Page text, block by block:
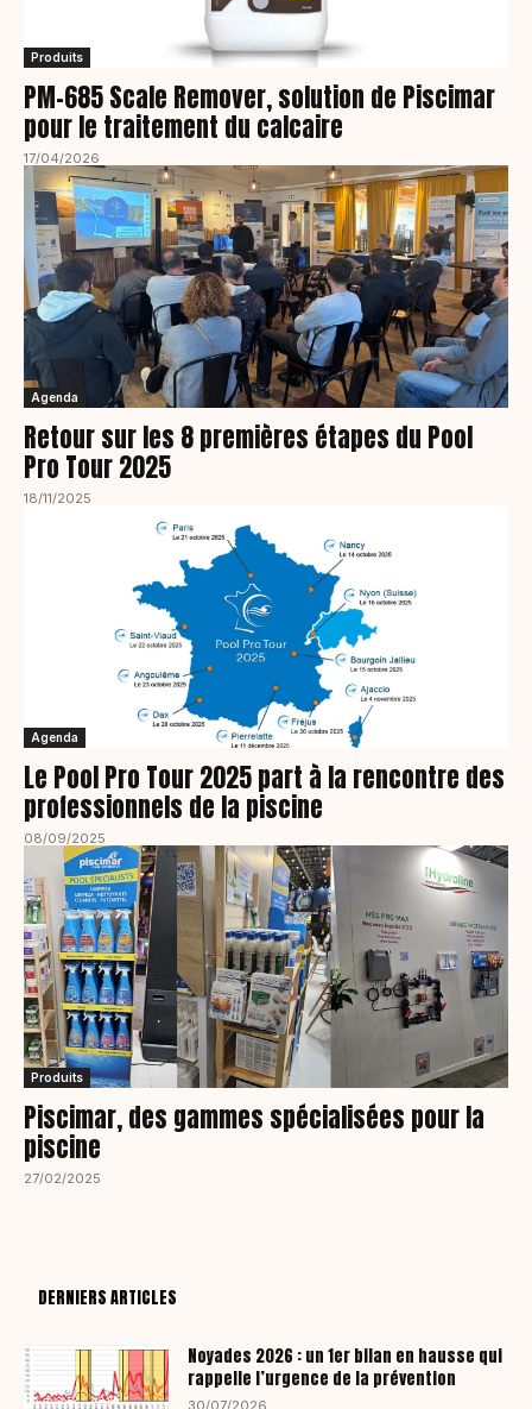
Produits
PM-685 Scale Remover, solution de Piscimar
pour le traitement du calcaire
17/04/2026
Agenda
Retour sur les 8 premières étapes du Pool
Pro Tour 2025
18/11/2025
Agenda
Le Pool Pro Tour 2025 part à la rencontre des
professionnels de la piscine
08/09/2025
Produits
Piscimar, des gammes spécialisées pour la
piscine
27/02/2025
DERNIERS ARTICLES
Noyades 2026 : un 1er bilan en hausse qui
rappelle l’urgence de la prévention
30/07/2026